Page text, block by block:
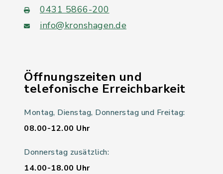
0431 5866-200
info@kronshagen.de
Öffnungszeiten und
telefonische Erreichbarkeit
Montag, Dienstag, Donnerstag und Freitag:
08.00-12.00 Uhr
Donnerstag zusätzlich:
14.00-18.00 Uhr